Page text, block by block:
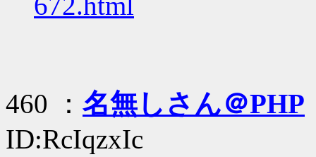
460 ： 名無しさん＠PHP
ID:RcIqzxIc